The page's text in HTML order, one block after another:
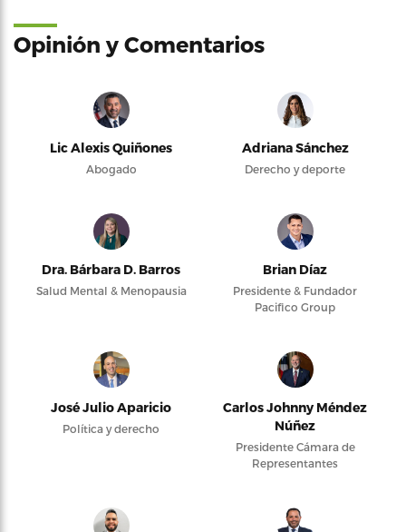
Opinión y Comentarios
Lic Alexis Quiñones
Abogado
Adriana Sánchez
Derecho y deporte
Dra. Bárbara D. Barros
Salud Mental & Menopausia
Brian Díaz
Presidente & Fundador
Pacifico Group
José Julio Aparicio
Política y derecho
Carlos Johnny Méndez
Núñez
Presidente Cámara de
Representantes